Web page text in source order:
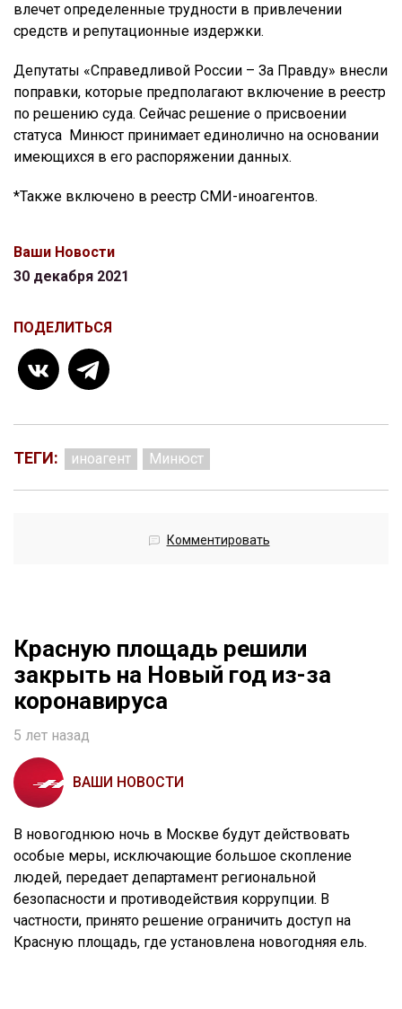
влечет определенные трудности в привлечении
средств и репутационные издержки.
Депутаты «Справедливой России – За Правду» внесли
поправки, которые предполагают включение в реестр
по решению суда. Сейчас решение о присвоении
статуса Минюст принимает единолично на основании
имеющихся в его распоряжении данных.
*Также включено в реестр СМИ-иноагентов.
Ваши Новости
30 декабря 2021
ПОДЕЛИТЬСЯ
ТЕГИ: иноагент Минюст
Комментировать
Красную площадь решили
закрыть на Новый год из-за
коронавируса
5 лет назад
ВАШИ НОВОСТИ
В новогоднюю ночь в Москве будут действовать
особые меры, исключающие большое скопление
людей, передает департамент региональной
безопасности и противодействия коррупции. В
частности, принято решение ограничить доступ на
Красную площадь, где установлена новогодняя ель.